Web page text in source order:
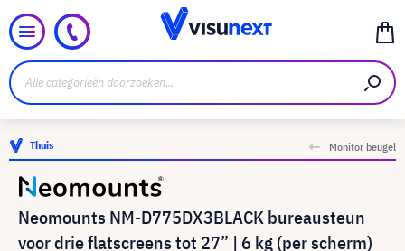
Thuis Monitor beugel
Neomounts NM-D775DX3BLACK bureausteun
voor drie flatscreens tot 27” | 6 kg (per scherm)